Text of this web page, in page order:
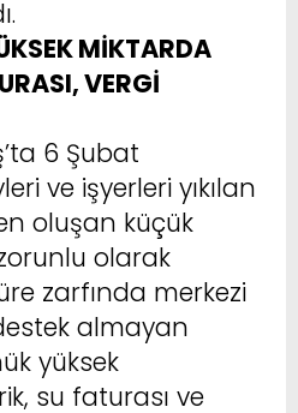
MİKTARDA
VERGİ
6 Şubat
ve işyerleri yıkılan
oluşan küçük
olarak
zarfında merkezi
almayan
yüksek
su faturası ve